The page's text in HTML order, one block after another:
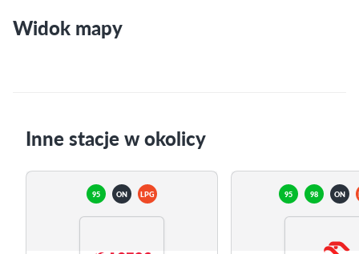
Widok mapy
Inne stacje w okolicy
95 ON LPG 95 98 ON